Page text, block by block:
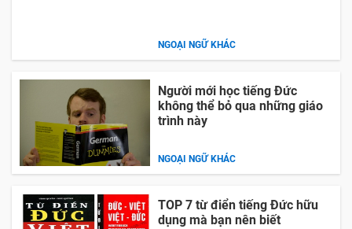
NGOẠI NGỮ KHÁC
Người mới học tiếng Đức
không thể bỏ qua những giáo
trình này
NGOẠI NGỮ KHÁC
TOP 7 từ điển tiếng Đức hữu
dụng mà bạn nên biết